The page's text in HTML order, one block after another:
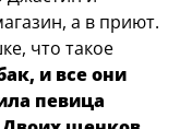
а в приют.
что такое
и все они
певица